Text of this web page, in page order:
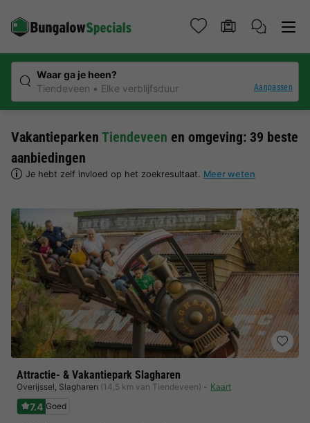
Waar ga je heen?
Tiendeveen
Elke verblijfsduur Aanpassen
Vakantieparken Tiendeveen en omgeving: 39 beste
aanbiedingen
Je hebt zelf invloed op het zoekresultaat. Meer weten
Attractie- & Vakantiepark Slagharen
Overijssel, Slagharen (14,5 km van Tiendeveen) Kaart
7.4 Goed